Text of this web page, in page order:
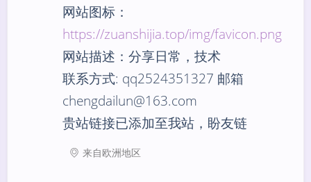
网站图标：
https://zuanshijia.top/img/favicon.png
网站描述：分享日常，技术
联系方式: qq2524351327 邮箱
chengdailun@163.com
贵站链接已添加至我站，盼友链
来自欧洲地区